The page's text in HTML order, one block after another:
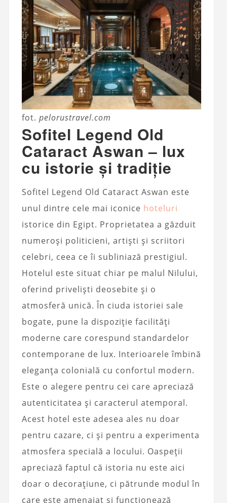
fot. pelorustravel.com
Sofitel Legend Old
Cataract Aswan – lux
cu istorie și tradiție
Sofitel Legend Old Cataract Aswan este
unul dintre cele mai iconice hoteluri
istorice din Egipt. Proprietatea a găzduit
numeroși politicieni, artiști și scriitori
celebri, ceea ce îi subliniază prestigiul.
Hotelul este situat chiar pe malul Nilului,
oferind priveliști deosebite și o
atmosferă unică. În ciuda istoriei sale
bogate, pune la dispoziție facilități
moderne care corespund standardelor
contemporane de lux. Interioarele îmbină
eleganța colonială cu confortul modern.
Este o alegere pentru cei care apreciază
autenticitatea și caracterul atemporal.
Acest hotel este adesea ales nu doar
pentru cazare, ci și pentru a experimenta
atmosfera specială a locului. Oaspeții
apreciază faptul că istoria nu este aici
doar o decorațiune, ci pătrunde modul în
care este amenajat și funcționează